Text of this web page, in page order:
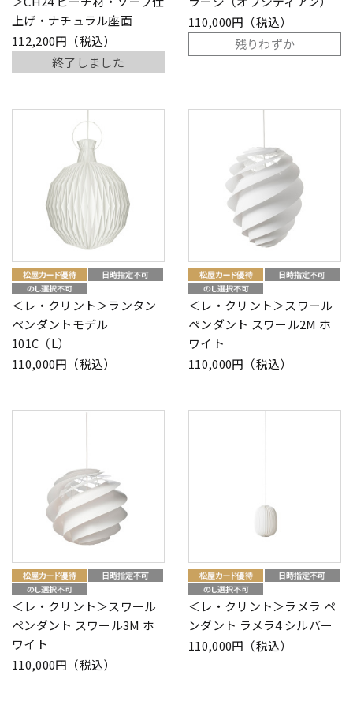
上げ・ナチュラル座面
112,200円（税込）
終了しました
110,000円（税込）
残りわずか
＜レ・クリント＞ランタン
ペンダントモデル
101C（L）
110,000円（税込）
＜レ・クリント＞スワール
ペンダント スワール2M ホ
ワイト
110,000円（税込）
＜レ・クリント＞スワール
ペンダント スワール3M ホ
ワイト
110,000円（税込）
＜レ・クリント＞ラメラ ペ
ンダント ラメラ4 シルバー
110,000円（税込）